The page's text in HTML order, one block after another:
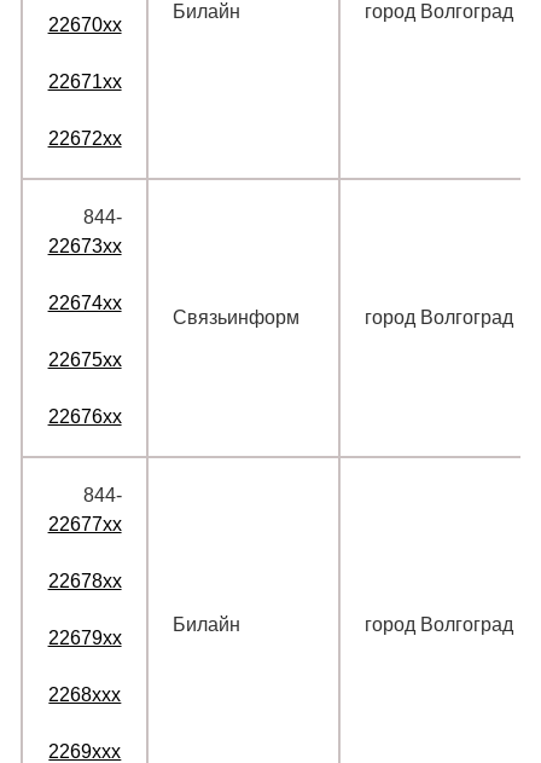
22670xx
22671xx
22672xx
Билайн город Волгоград
844‑
22673xx
22674xx
22675xx
22676xx
Связьинформ город Волгоград
844‑
22677xx
22678xx
22679xx
2268xxx
2269xxx
Билайн город Волгоград